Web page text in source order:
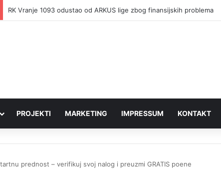
RK Vranje 1093 odustao od ARKUS lige zbog finansijskih problema
PROJEKTI MARKETING IMPRESSUM KONTAKT
prednost – verifikuj svoj nalog i preuzmi GRATIS poene